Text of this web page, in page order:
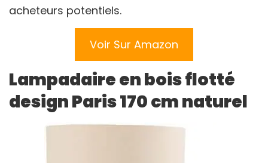
acheteurs potentiels.
Voir Sur Amazon
Lampadaire en bois flotté
design Paris 170 cm naturel